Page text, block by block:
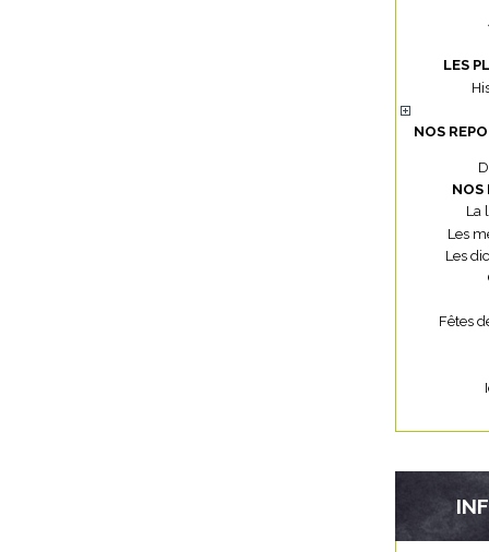
LES
NOS
NOS
La
Les
Les
Fêtes